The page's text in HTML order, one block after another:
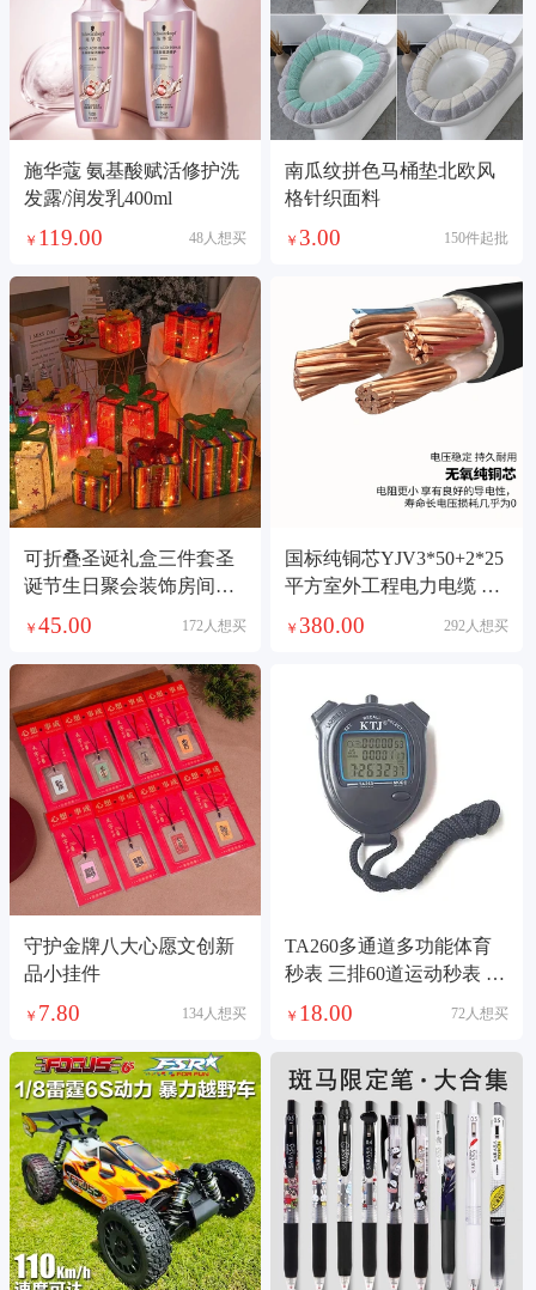
施华蔻 氨基酸赋活修护洗
发露/润发乳400ml
￥ 119.00 48人想买
南瓜纹拼色马桶垫北欧风
格针织面料
￥ 3.00 150件起批
可折叠圣诞礼盒三件套圣
诞节生日聚会装饰房间布
置氛围道具摆件灯
￥ 45.00 172人想买
国标纯铜芯YJV3*50+2*25
平方室外工程电力电缆 电
缆线
￥ 380.00 292人想买
守护金牌八大心愿文创新
品小挂件
￥ 7.80 134人想买
TA260多通道多功能体育
秒表 三排60道运动秒表 裁
判计时秒表
￥ 18.00 72人想买